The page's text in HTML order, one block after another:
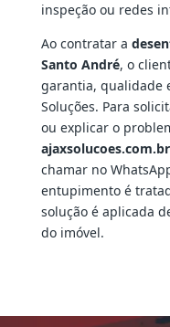
inspeção ou redes
Ao contratar a
Santo André, o
garantia, qualidade
Soluções. Para
ou explicar o
ajaxsolucoes.com.br
chamar no
entupimento é
solução é aplicada
do imóvel.